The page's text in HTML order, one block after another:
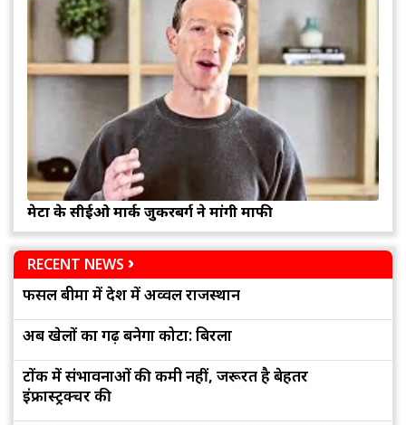
मेटा के सीईओ मार्क जुकरबर्ग ने मांगी माफी
RECENT NEWS
फसल बीमा में देश में अव्वल राजस्थान
अब खेलों का गढ़ बनेगा कोटा: बिरला
टोंक में संभावनाओं की कमी नहीं, जरूरत है बेहतर
इंफ्रास्ट्रक्चर की